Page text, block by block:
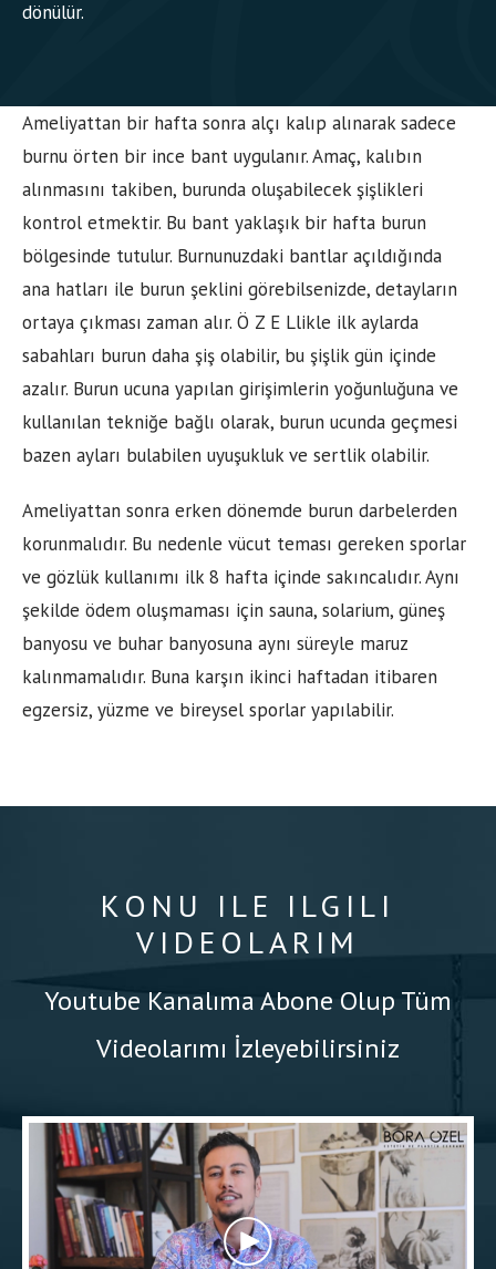
dönülür.
Ameliyattan bir hafta sonra alçı kalıp alınarak sadece
burnu örten bir ince bant uygulanır. Amaç, kalıbın
alınmasını takiben, burunda oluşabilecek şişlikleri
kontrol etmektir. Bu bant yaklaşık bir hafta burun
bölgesinde tutulur. Burnunuzdaki bantlar açıldığında
ana hatları ile burun şeklini görebilsenizde, detayların
ortaya çıkması zaman alır. Ö Z E Llikle ilk aylarda
sabahları burun daha şiş olabilir, bu şişlik gün içinde
azalır. Burun ucuna yapılan girişimlerin yoğunluğuna ve
kullanılan tekniğe bağlı olarak, burun ucunda geçmesi
bazen ayları bulabilen uyuşukluk ve sertlik olabilir.
Ameliyattan sonra erken dönemde burun darbelerden
korunmalıdır. Bu nedenle vücut teması gereken sporlar
ve gözlük kullanımı ilk 8 hafta içinde sakıncalıdır. Aynı
şekilde ödem oluşmaması için sauna, solarium, güneş
banyosu ve buhar banyosuna aynı süreyle maruz
kalınmamalıdır. Buna karşın ikinci haftadan itibaren
egzersiz, yüzme ve bireysel sporlar yapılabilir.
KONU ILE ILGILI
VIDEOLARIM
Youtube Kanalıma Abone Olup Tüm
Videolarımı İzleyebilirsiniz